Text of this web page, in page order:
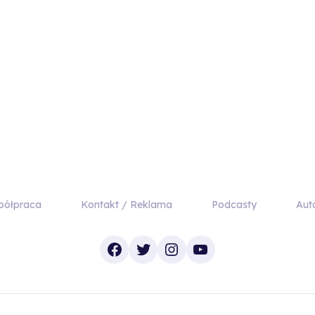
Kontakt / Reklama Podcasty
Facebook
TwitterInstagram
YouTube